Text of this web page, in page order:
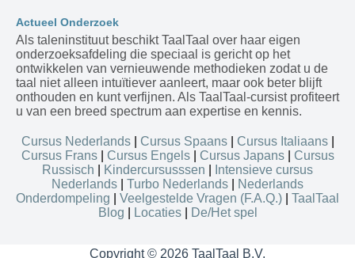
Copyright © 2026 TaalTaal B.V.
Actueel Onderzoek
Als taleninstituut beschikt TaalTaal over haar eigen
onderzoeksafdeling die speciaal is gericht op het
ontwikkelen van vernieuwende methodieken zodat u de
taal niet alleen intuïtiever aanleert, maar ook beter blijft
onthouden en kunt verfijnen. Als TaalTaal-cursist profiteert
u van een breed spectrum aan expertise en kennis.
Cursus Nederlands| Cursus Spaans| Cursus Italiaans|
Cursus Frans| Cursus Engels| Cursus Japans| Cursus
Russisch
Kindercursusssen
Intensieve cursus
Nederlands
Turbo Nederlands
Nederlands
Onderdompeling
Veelgestelde Vragen (F.A.Q.)
TaalTaal
Blog
Locaties| De/Het spel